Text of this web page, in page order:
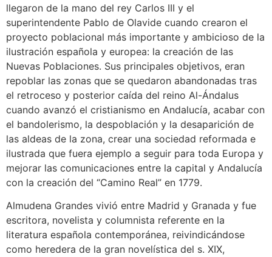
llegaron de la mano del rey Carlos III y el
superintendente Pablo de Olavide cuando crearon el
proyecto poblacional más importante y ambicioso de la
ilustración española y europea: la creación de las
Nuevas Poblaciones. Sus principales objetivos, eran
repoblar las zonas que se quedaron abandonadas tras
el retroceso y posterior caída del reino Al-Ándalus
cuando avanzó el cristianismo en Andalucía, acabar con
el bandolerismo, la despoblación y la desaparición de
las aldeas de la zona, crear una sociedad reformada e
ilustrada que fuera ejemplo a seguir para toda Europa y
mejorar las comunicaciones entre la capital y Andalucía
con la creación del “Camino Real” en 1779.
Almudena Grandes vivió entre Madrid y Granada y fue
escritora, novelista y columnista referente en la
literatura española contemporánea, reivindicándose
como heredera de la gran novelística del s. XIX,